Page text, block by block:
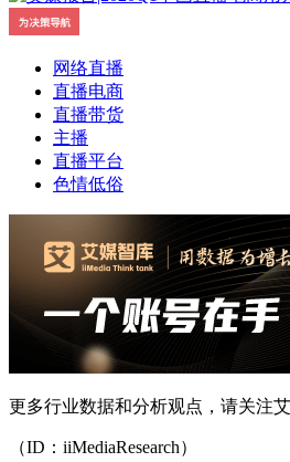
网络直播
直播电商
直播带货
主播
直播平台
色情低俗
更多行业数据和分析观点，请关注
（ID：iiMediaResearch）